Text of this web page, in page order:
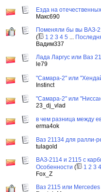
Езда на
Макс690
Поменяли бы вы ВАЗ-
(
1 2 3 4 5 ...
Вадим337
Лада Ларгус или Ваз
le79
"Самара-2" или
Instinct
"Самара-2" или
23_dj_vlad
в чем разница между
erma4ok
Ваз 21134 для ралли-
tulagold
ВАЗ-2114 и 2115 с
Особенности ( 1 2 3 4
Fox_Z
Ваз 2115 или